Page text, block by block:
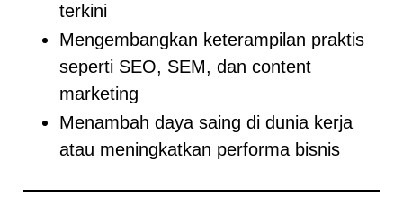
terkini
Mengembangkan keterampilan praktis
seperti SEO, SEM, dan content
marketing
Menambah daya saing di dunia kerja
atau meningkatkan performa bisnis